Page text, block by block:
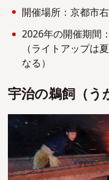
開催場所：京都市
2026年の開催期間
（ライトアップは
なる）
宇治の鵜飼（う